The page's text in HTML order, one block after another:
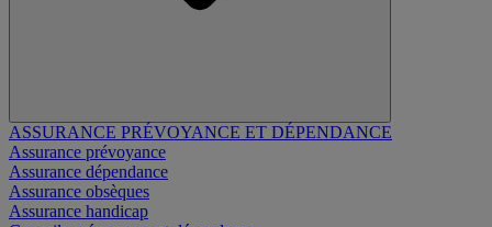
ASSURANCE PRÉVOYANCE ET DÉPENDANCE
Assurance prévoyance
Assurance dépendance
Assurance obsèques
Assurance handicap